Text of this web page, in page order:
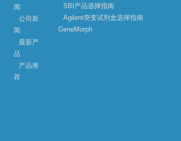
闻
公司新
闻
最新产
品
产品推
荐
SBI产品选择指南
Agilent突变试剂盒选择指南
GeneMorph